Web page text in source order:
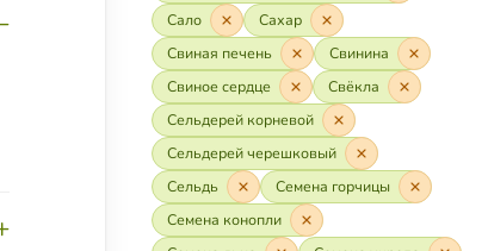
Сало
Сахар
Свиная печень
Свинина
Свиное сердце
Свёкла
Сельдерей корневой
Сельдерей черешковый
Сельдь
Семена горчицы
Семена конопли